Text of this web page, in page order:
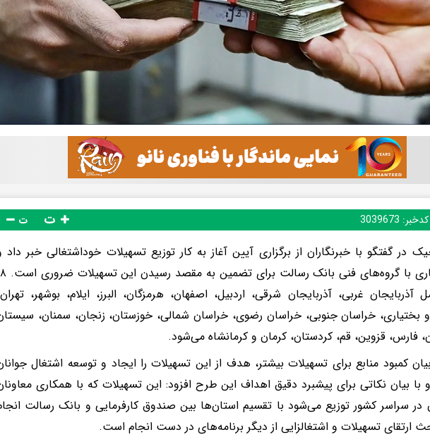
کدخبر: 3039673 ت
در گفتگو با خبرنگاران از برگزاری آیین آغاز به کار توزیع تسهیلات خوداشتغالی خبر داد
گفت: همکاری با گروه‌های فنی بانک
آذربایجان غربی، آذربایجان شرقی، اردبیل، اصفهان، هرمزگان، البرز، ایلام، بوشهر،
بختیاری، خراسان جنوبی، خراسان رضوی، خراسان شمالی، خوزستان، زنجان، سمنان،
فارس، قزوین، قم، کردستان، کرمان و کرمانشاه می‌شود.
کمبود منابع برای تسهیلات بیشتر، هدف از این تسهیلات را ایجاد و توسعه اشتغال
با بیان نکاتی برای پیشبرد دقیق اهداف این طرح افزود: این تسهیلات که با همکاری
در سراسر کشور توزیع می‌شود با تقسیم استان‌ها بین صندوق کارفرمایی و بانک رسالت
ارتقای تسهیلات و اشتغالزایی از دیگر برنامه‌های در دست انجام است.